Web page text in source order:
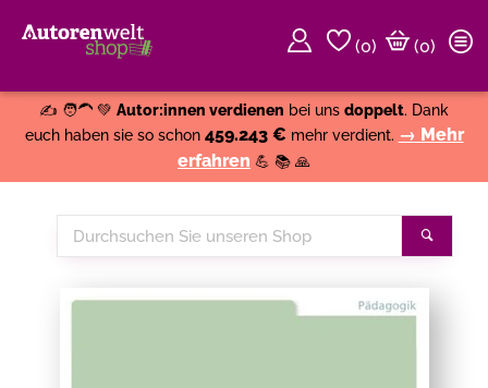
(0)
(0)
✍️ 🧑‍🦱 💚 Autor:innen verdienen bei uns doppelt. Dank
euch haben sie so schon 459.243 € mehr verdient. → Mehr
erfahren 💪 📚 🙏
Durchsuchen
Sie
Shop